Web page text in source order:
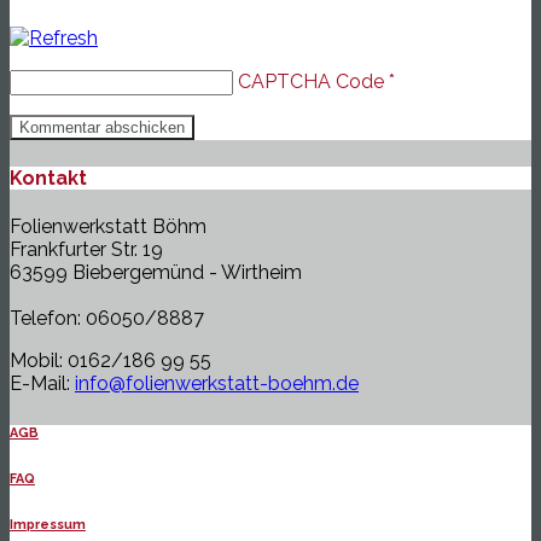
CAPTCHA Code *
Kontakt
Folienwerkstatt Böhm
Frankfurter Str. 19
63599 Biebergemünd - Wirtheim
Telefon: 06050/8887
Mobil: 0162/186 99 55
E-Mail: info@folienwerkstatt-boehm.de
AGB
FAQ
Impressum